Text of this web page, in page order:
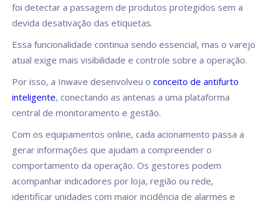
foi detectar a passagem de produtos protegidos sem a
devida desativação das etiquetas.
Essa funcionalidade continua sendo essencial, mas o varejo
atual exige mais visibilidade e controle sobre a operação.
Por isso, a Inwave desenvolveu o conceito de antifurto
inteligente, conectando as antenas a uma plataforma
central de monitoramento e gestão.
Com os equipamentos online, cada acionamento passa a
gerar informações que ajudam a compreender o
comportamento da operação. Os gestores podem
acompanhar indicadores por loja, região ou rede,
identificar unidades com maior incidência de alarmes e